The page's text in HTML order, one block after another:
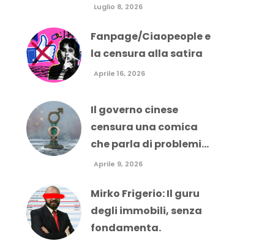
Luglio 8, 2026
Fanpage/Ciaopeople e
la censura alla satira
Aprile 16, 2026
Il governo cinese
censura una comica
che parla di problemi...
Aprile 9, 2026
Mirko Frigerio: Il guru
degli immobili, senza
fondamenta.